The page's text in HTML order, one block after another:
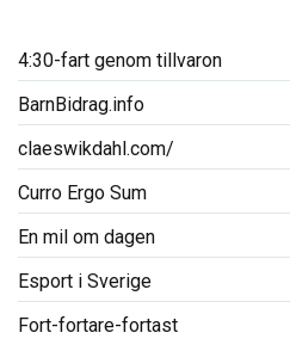
4:30-fart genom tillvaron
BarnBidrag.info
claeswikdahl.com/
Curro Ergo Sum
En mil om dagen
Esport i Sverige
Fort-fortare-fortast